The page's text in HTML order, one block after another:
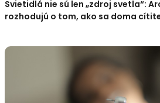
Svietidlá nie sú len „zdroj svetla“:
rozhodujú o tom, ako sa doma